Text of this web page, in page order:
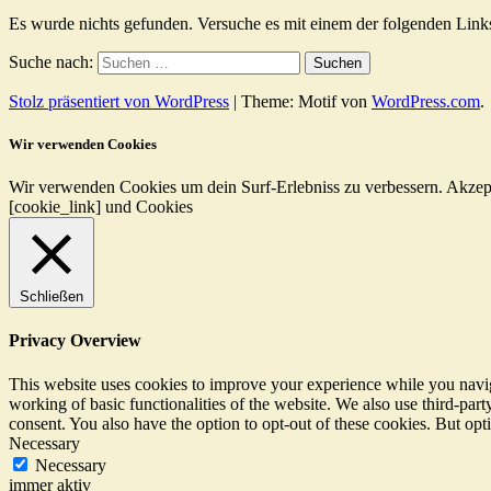
Es wurde nichts gefunden. Versuche es mit einem der folgenden
Suche nach:
Stolz präsentiert von WordPress | Theme: Motif von WordPress.com.
Wir verwenden Cookies
Wir verwenden Cookies um dein Surf-Erlebniss zu verbessern.
[cookie_link] und Cookies
Schließen
Privacy Overview
This website uses cookies to improve your experience while you
working of basic functionalities of the website. We also use third-
consent. You also have the option to opt-out of these cookies. But
Necessary
Necessary
immer aktiv